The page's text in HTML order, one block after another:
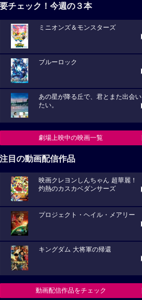
要チェック！今週の３本
ミニオンズ＆モンスターズ
ブルーロック
あの星が降る丘で、君とまた出会い
たい。
劇場上映中の映画一覧
注目の動画配信作品
映画クレヨンしんちゃん 超華麗！
灼熱のカスカベダンサーズ
プロジェクト・ヘイル・メアリー
キングダム 大将軍の帰還
動画配信作品をチェック